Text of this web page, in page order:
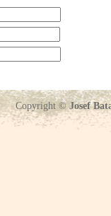
Copyright ©Josef